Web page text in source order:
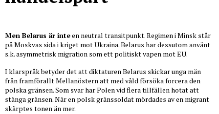
Men Belarus är inteen neutral transitpunkt. Regimen i Minsk står
på Moskvas sida i kriget mot Ukraina. Belarus har dessutom använt
s.k. asymmetrisk migration som ett politiskt vapen mot EU.
I klarspråk betyder det att diktaturen Belarus skickar unga män
från framförallt Mellanöstern att med våld försöka forcera den
polska gränsen. Som svar har Polen vid flera tillfällen hotat att
stänga gränsen. När en polsk gränssoldat mördades av en migrant
skärptes tonen än mer.